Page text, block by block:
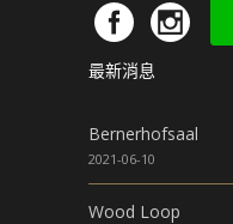
最新消息
Bernerhofsaal
2021-06-10
Wood Loop